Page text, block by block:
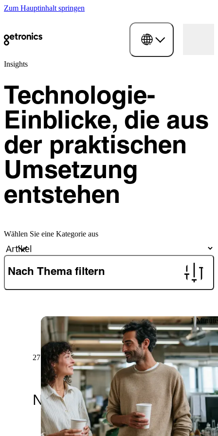
Zum Hauptinhalt springen
Insights
Technologie-
Einblicke, die aus
der praktischen
Umsetzung
entstehen
Wählen Sie eine Kategorie aus
Nach Thema filtern
1
27.06.2026
Newsletter